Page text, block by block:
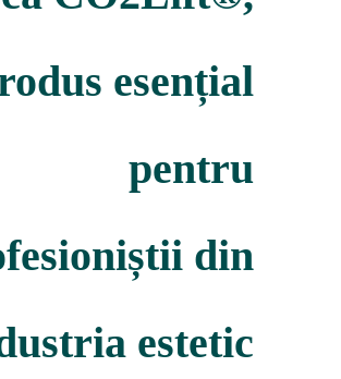
esențial
pentru
din
estetic